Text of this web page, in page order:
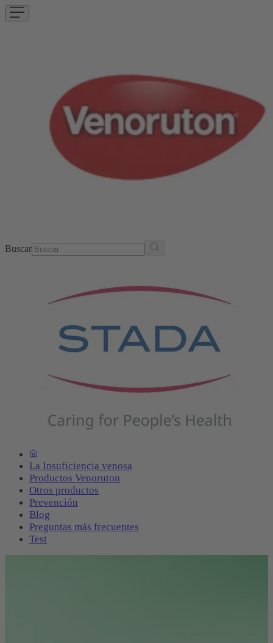
Buscar
La Insuficiencia venosa
Productos Venoruton
Otros productos
Prevención
Blog
Preguntas más frecuentes
Test